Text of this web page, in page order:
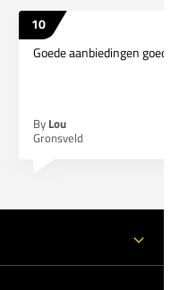
10
Goede aanbiedingen
By Lou
Gronsveld